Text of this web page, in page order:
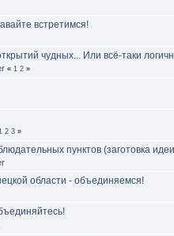
встретимся!
чудных... Или всё-таки
« 1 2 »
1 2 3 »
пунктов (заготовка
области - объединяемся!